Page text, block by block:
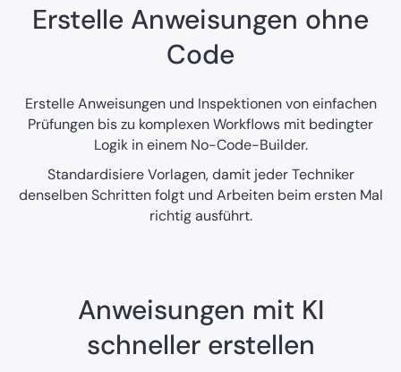
Erstelle Anweisungen ohne
Code
Erstelle Anweisungen und Inspektionen von einfachen
Prüfungen bis zu komplexen Workflows mit bedingter
Logik in einem No-Code-Builder.
Standardisiere Vorlagen, damit jeder Techniker
denselben Schritten folgt und Arbeiten beim ersten Mal
richtig ausführt.
Anweisungen mit KI
schneller erstellen